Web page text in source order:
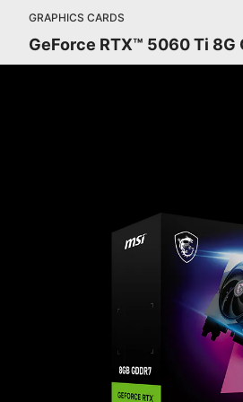
GRAPHICS CARDS
GeForce RTX™ 5060 Ti 8G